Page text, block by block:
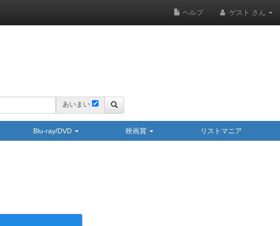
ヘルプ ゲスト さん
あいまい
Blu-ray/DVD 映画賞 リストマニア